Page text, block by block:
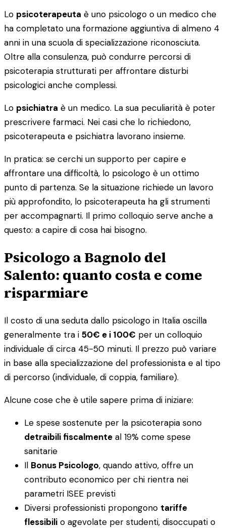
Lo psicoterapeuta è uno psicologo o un medico che
ha completato una formazione aggiuntiva di almeno 4
anni in una scuola di specializzazione riconosciuta.
Oltre alla consulenza, può condurre percorsi di
psicoterapia strutturati per affrontare disturbi
psicologici anche complessi.
Lo psichiatra è un medico. La sua peculiarità è poter
prescrivere farmaci. Nei casi che lo richiedono,
psicoterapeuta e psichiatra lavorano insieme.
In pratica: se cerchi un supporto per capire e
affrontare una difficoltà, lo psicologo è un ottimo
punto di partenza. Se la situazione richiede un lavoro
più approfondito, lo psicoterapeuta ha gli strumenti
per accompagnarti. Il primo colloquio serve anche a
questo: a capire di cosa hai bisogno.
Psicologo a Bagnolo del
Salento: quanto costa e come
risparmiare
Il costo di una seduta dallo psicologo in Italia oscilla
generalmente tra i 50€ e i 100€ per un colloquio
individuale di circa 45-50 minuti. Il prezzo può variare
in base alla specializzazione del professionista e al tipo
di percorso (individuale, di coppia, familiare).
Alcune cose che è utile sapere prima di iniziare:
Le spese sostenute per la psicoterapia sono
detraibili fiscalmente al 19% come spese
sanitarie
Il Bonus Psicologo, quando attivo, offre un
contributo economico per chi rientra nei
parametri ISEE previsti
Diversi professionisti propongono tariffe
flessibili o agevolate per studenti, disoccupati o